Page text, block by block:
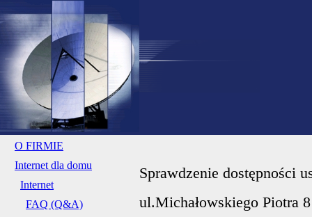
O FIRMIE
Internet dla domu
Internet
FAQ (Q&A)
Sprawdzenie dostępności
ul.Michałowskiego Piotra 8